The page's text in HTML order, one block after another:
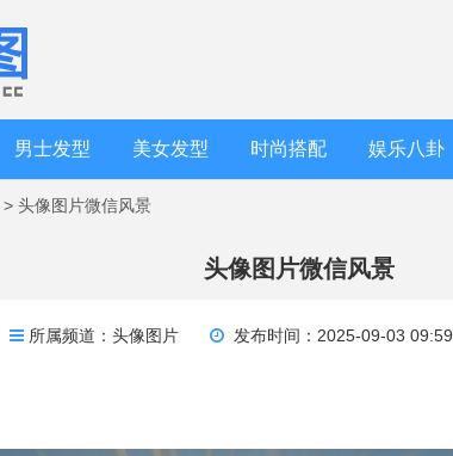
男士发型 美女发型 时尚搭配 娱乐八卦
> 头像图片微信风景
头像图片微信风景
所属频道：头像图片 发布时间：2025-09-03 09:59